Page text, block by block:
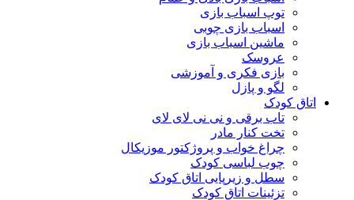
توپ اسباب بازی
اسباب بازی چوبی
ماشین اسباب بازی
عروسک
بازی فکری و آموزشی
لگو و پازل
اتاق کودک
تاب برقی و نی نی لای لای
تخت کنار مادر
چراغ خواب و پروژکتور موزیکال
چوب لباسی کودک
سطل و زیرپایی اتاق کودک
تزئینات اتاق کودک